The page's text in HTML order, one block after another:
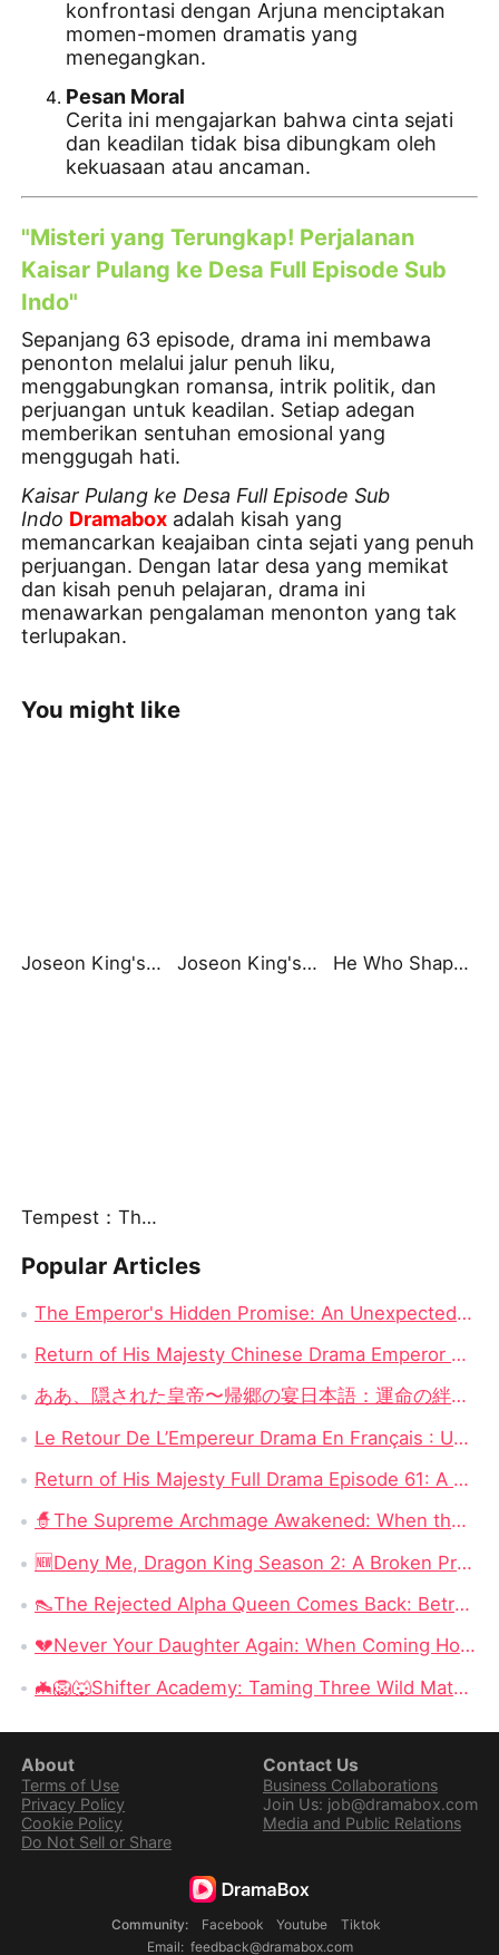
konfrontasi dengan Arjuna menciptakan
momen-momen dramatis yang
menegangkan.
Pesan Moral
Cerita ini mengajarkan bahwa cinta sejati
dan keadilan tidak bisa dibungkam oleh
kekuasaan atau ancaman.
"Misteri yang Terungkap! Perjalanan
Kaisar Pulang ke Desa Full Episode Sub
Indo"
Sepanjang 63 episode, drama ini membawa
penonton melalui jalur penuh liku,
menggabungkan romansa, intrik politik, dan
perjuangan untuk keadilan. Setiap adegan
memberikan sentuhan emosional yang
menggugah hati.
Kaisar Pulang ke Desa Full Episode Sub
Indo Dramabox adalah kisah yang
memancarkan keajaiban cinta sejati yang penuh
perjuangan. Dengan latar desa yang memikat
dan kisah penuh pelajaran, drama ini
menawarkan pengalaman menonton yang tak
terlupakan.
You might like
Joseon King's Return（DUBBED） Joseon King's Return He Who Shaped the Empire
Tempest：The Last Mecha
Popular Articles
The Emperor's Hidden Promise: An Unexpected Journey in Return of His Majesty Full Episode Chinese Drama
Return of His Majesty Chinese Drama Emperor Reveal: The Moment Leo Lowe Unveils His True Identity
ああ、隠された皇帝〜帰郷の宴日本語：運命の絆と裏切りの宴
Le Retour De L’Empereur Drama En Français : Une Révélation Impériale Inattendue
Return of His Majesty Full Drama Episode 61: A Promise Kept, but at What Cost?
🧙‍The Supreme Archmage Awakened: When the Foolish Husband Wakes, the Whole Kingdom Kneels
🆕Deny Me, Dragon King Season 2: A Broken Prophecy, a Secret Child, and the Question of Season 2
👠The Rejected Alpha Queen Comes Back: Betrayed, Broken, and Ready to Take Back Her Crown
💔Never Your Daughter Again: When Coming Home Hurts More Than Being Abandoned
🦇🦁🐺Shifter Academy: Taming Three Wild Mates — Three Alphas, One Human Girl, and a Love Story That Starts With a Slap
About
Terms of Use
Privacy Policy
Cookie Policy
Do Not Sell or Share
Contact Us
Business Collaborations
Join Us: job@dramabox.com
Media and Public Relations
Community: Facebook Youtube
Tiktok
Email: feedback@dramabox.com